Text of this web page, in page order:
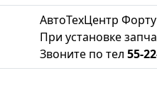
АвтоТехЦентр
При установке
Звоните по тел 55-